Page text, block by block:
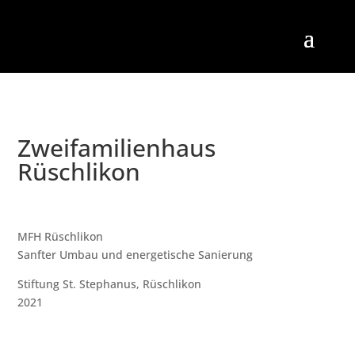
Zweifamilienhaus
Rüschlikon
MFH Rüschlikon
Sanfter Umbau und energetische Sanierung
Stiftung St. Stephanus, Rüschlikon
2021